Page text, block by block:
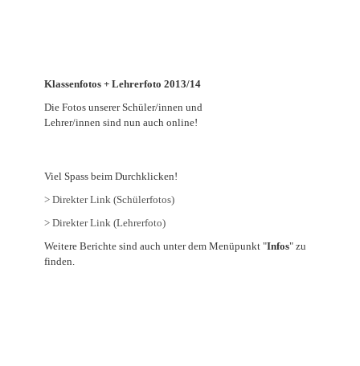
Klassenfotos + Lehrerfoto 2013/14
Die Fotos unserer Schüler/innen und
Lehrer/innen sind nun auch online!
Viel Spass beim Durchklicken!
> Direkter Link (Schülerfotos)
> Direkter Link (Lehrerfoto)
Weitere Berichte sind auch unter dem Menüpunkt "Infos" zu
finden.